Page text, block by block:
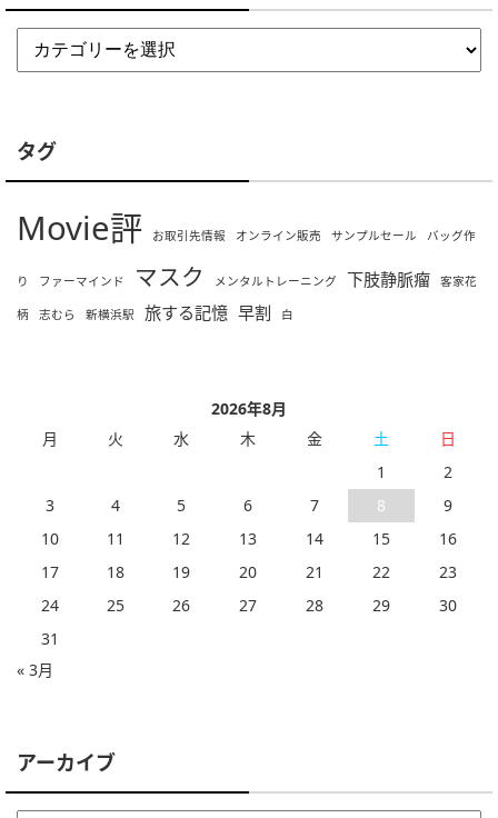
タグ
Movie評 お取引先情報 オンライン販売 サンプルセール バッグ作
り ファーマインド マスク メンタルトレーニング 下肢静脈瘤 客家花
柄 志むら 新横浜駅 旅する記憶 早割 白
2026年8月
月
火 水 木 金 土
日
1
2
3
4 5 6 7 8
9
10
11 12 13 14 15
16
17
18 19 20 21 22
23
24
25 26 27 28 29
30
31
« 3月
アーカイブ